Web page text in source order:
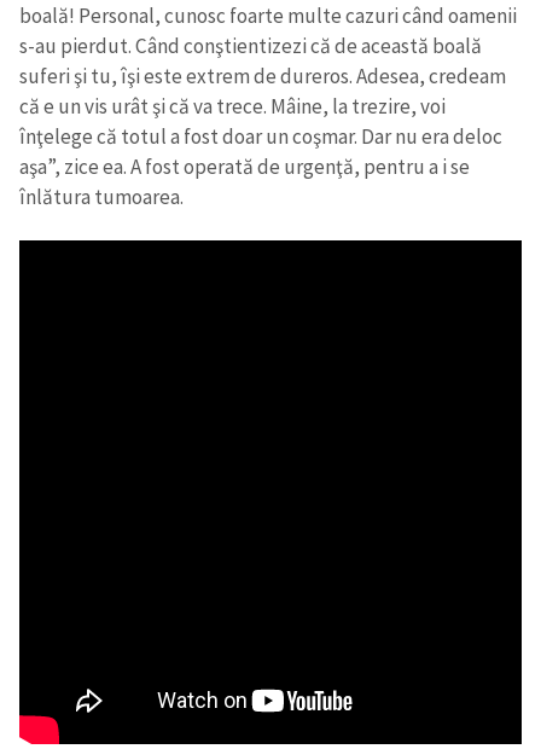
boală! Personal, cunosc foarte multe cazuri când oamenii
s-au pierdut. Când conştientizezi că de această boală
suferi şi tu, îşi este extrem de dureros. Adesea, credeam
că e un vis urât şi că va trece. Mâine, la trezire, voi
înţelege că totul a fost doar un coşmar. Dar nu era deloc
aşa”, zice ea. A fost operată de urgenţă, pentru a i se
înlătura tumoarea.